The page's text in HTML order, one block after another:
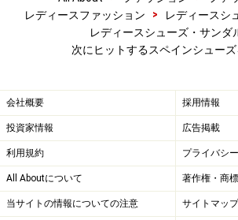
レディースファッション
> レディースシ
レディースシューズ・サンダ
次にヒットするスペインシューズ
会社概要 採用情報
投資家情報 広告掲載
利用規約 プライバシ
All Aboutについて 著作権・商
当サイトの情報についての注意 サイトマップ